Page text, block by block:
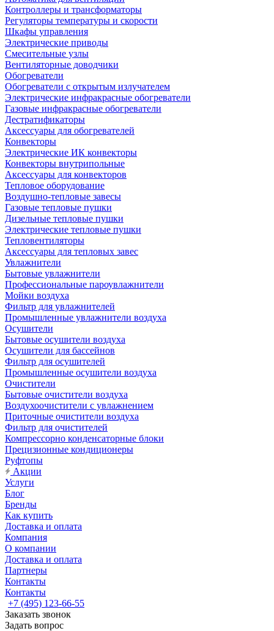
Контроллеры и трансформаторы
Регуляторы температуры и скорости
Шкафы управления
Электрические приводы
Смесительные узлы
Вентиляторные доводчики
Обогреватели
Обогреватели с открытым излучателем
Электрические инфракрасные обогреватели
Газовые инфракрасные обогреватели
Дестратификаторы
Аксессуары для обогревателей
Конвекторы
Электрические ИК конвекторы
Конвекторы внутрипольные
Аксессуары для конвекторов
Тепловое оборудование
Воздушно-тепловые завесы
Газовые тепловые пушки
Дизельные тепловые пушки
Электрические тепловые пушки
Тепловентиляторы
Аксессуары для тепловых завес
Увлажнители
Бытовые увлажнители
Профессиональные пароувлажнители
Мойки воздуха
Фильтр для увлажнителей
Промышленные увлажнители воздуха
Осушители
Бытовые осушители воздуха
Осушители для бассейнов
Фильтр для осушителей
Промышленные осушители воздуха
Очистители
Бытовые очистители воздуха
Воздухоочистители с увлажнением
Приточные очистители воздуха
Фильтр для очистителей
Компрессорно конденсаторные блоки
Прецизионные кондиционеры
Руфтопы
Акции
Услуги
Блог
Бренды
Как купить
Доставка и оплата
Компания
О компании
Доставка и оплата
Партнеры
Контакты
Контакты
+7 (495) 123-66-55
Заказать звонок
Задать вопрос